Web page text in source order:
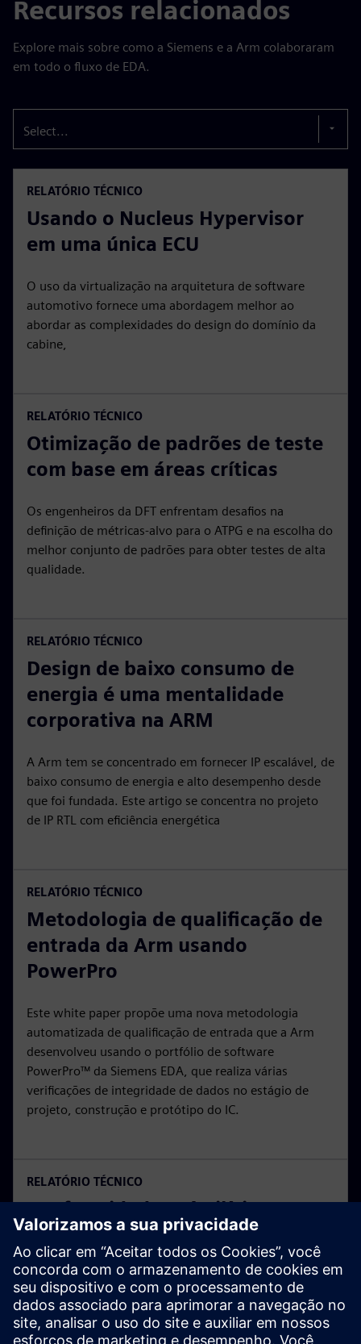
Recursos relacionados
Explore mais sobre como a Siemens e a Arm colaboraram
em todo o fluxo de EDA.
Select...
RELATÓRIO TÉCNICO
Usando o Nucleus Hypervisor
em uma única ECU
O uso da virtualização na arquitetura de software
automotivo fornece uma abordagem melhor ao
abordar as complexidades do design do domínio da
cabine,
RELATÓRIO TÉCNICO
Otimização de padrões de teste
com base em áreas críticas
Os engenheiros da DFT enfrentam desafios na
definição de métricas-alvo para o ATPG e na escolha do
melhor conjunto de padrões para obter testes de alta
qualidade.
RELATÓRIO TÉCNICO
Design de baixo consumo de
energia é uma mentalidade
corporativa na ARM
A Arm tem se concentrado em fornecer IP escalável, de
baixo consumo de energia e alto desempenho desde
que foi fundada. Este artigo se concentra no projeto
de IP RTL com eficiência energética
RELATÓRIO TÉCNICO
Metodologia de qualificação de
entrada da Arm usando
PowerPro
Este white paper propõe uma nova metodologia
automatizada de qualificação de entrada que a Arm
desenvolveu usando o portfólio de software
PowerPro™ da Siemens EDA, que realiza várias
verificações de integridade de dados no estágio de
projeto, construção e protótipo do IC.
RELATÓRIO TÉCNICO
Conformidade pré-silício para
sistemas baseados em ARM
Para atender às necessidades de padronização dos
usuários do Arm, o programa Arm® SystemReady foi
lançado para oferecer suporte a uma ampla gama de
parceiros em todo o ecossistema do datacenter.